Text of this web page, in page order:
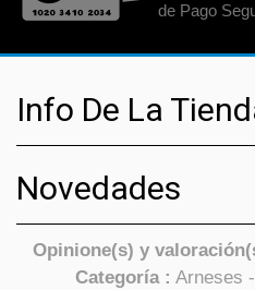
de Pago
Info De La
Novedades
Opinione(s) y
Categoría : Arneses